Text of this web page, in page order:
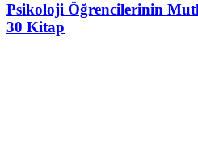
Psikoloji Öğrencilerinin
30 Kitap